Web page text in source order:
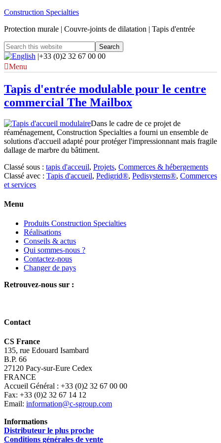
Construction Specialties
Protection murale | Couvre-joints de dilatation | Tapis d'entrée
|+33 (0)2 32 67 00 00
Menu
Tapis d'entrée modulable pour le centre
commercial The Mailbox
Dans le cadre de ce projet de
réaménagement, Construction Specialties a fourni un ensemble de
solutions d'accueil adapté pour protéger l'impressionnant mais fragile
dallage de marbre du bâtiment.
Classé sous : tapis d'acceuil, Projets, Commerces & hébergements
Classé avec : Tapis d'accueil, Pedigrid®, Pedisystems®, Commerces
et services
Menu
Produits Construction Specialties
Réalisations
Conseils & actus
Qui sommes-nous ?
Contactez-nous
Changer de pays
Retrouvez-nous sur :
Contact
CS France
135, rue Edouard Isambard
B.P. 66
27120 Pacy-sur-Eure Cedex
FRANCE
Accueil Général : +33 (0)2 32 67 00 00
Fax: +33 (0)2 32 67 14 12
Email: information@c-sgroup.com
Informations
Distributeur le plus proche
Conditions générales de vente